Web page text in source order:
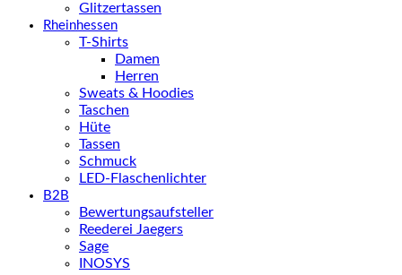
Glitzertassen
Rheinhessen
T-Shirts
Damen
Herren
Sweats & Hoodies
Taschen
Hüte
Tassen
Schmuck
LED-Flaschenlichter
B2B
Bewertungsaufsteller
Reederei Jaegers
Sage
INOSYS